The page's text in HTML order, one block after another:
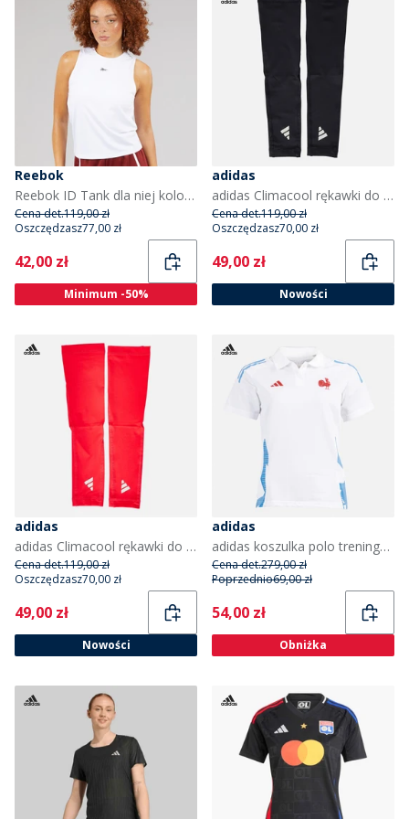
Reebok
Reebok ID Tank dla niej kolor Biały
Cena det.119,00 zł
Oszczędzasz77,00 zł
Current
42,00 zł
Minimum -50%
adidas
adidas Climacool rękawki do biegania kolor Black/White
Cena det.119,00 zł
Oszczędzasz70,00 zł
Current
49,00 zł
Nowości
adidas
adidas Climacool rękawki do biegania kolor Lucid Red/White
Cena det.119,00 zł
Oszczędzasz70,00 zł
Current
49,00 zł
Nowości
adidas
adidas koszulka polo treningowe FFR Francja dla niej kolor Biały
Cena det.279,00 zł
Poprzednio69,00 zł
Current
54,00 zł
Obniżka